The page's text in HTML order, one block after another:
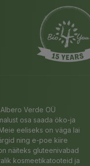
Verde OÜ
osa saada öko-ja
eeliseks on väga lai
ning e-poe kiire
näiteks gluteenivabad
kosmeetikatooteid ja